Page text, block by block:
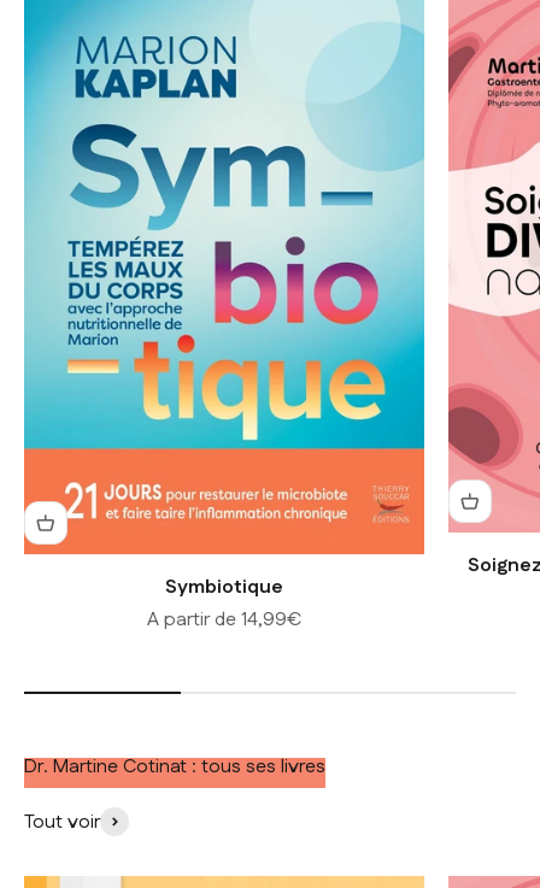
Symbiotique
Prix de vente
A partir de 14,99€
Dr. Martine Cotinat : tous ses livres
Tout voir